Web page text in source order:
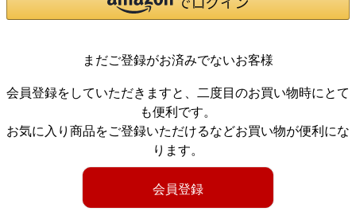
まだご登録がお済みでないお客様
会員登録をしていただきますと、二度目のお買い物時にとて
も便利です。
お気に入り商品をご登録いただけるなどお買い物が便利にな
ります。
会員登録